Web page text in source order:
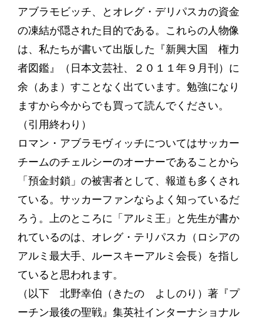
アブラモビッチ、とオレグ・デリパスカの資金
の凍結が隠された目的である。これらの人物像
は、私たちが書いて出版した『新興大国 権力
者図鑑』（日本文芸社、２０１１年９月刊）に
余（あま）すことなく出ています。勉強になり
ますから今からでも買って読んでください。
（引用終わり）
ロマン・アブラモヴィッチについてはサッカー
チームのチェルシーのオーナーであることから
「預金封鎖」の被害者として、報道も多くされ
ている。サッカーファンならよく知っているだ
ろう。上のところに「アルミ王」と先生が書か
れているのは、オレグ・テリパスカ（ロシアの
アルミ最大手、ルースキーアルミ会長）を指し
ていると思われます。
（以下 北野幸伯（きたの よしのり）著『プ
ーチン最後の聖戦』集英社インターナショナル